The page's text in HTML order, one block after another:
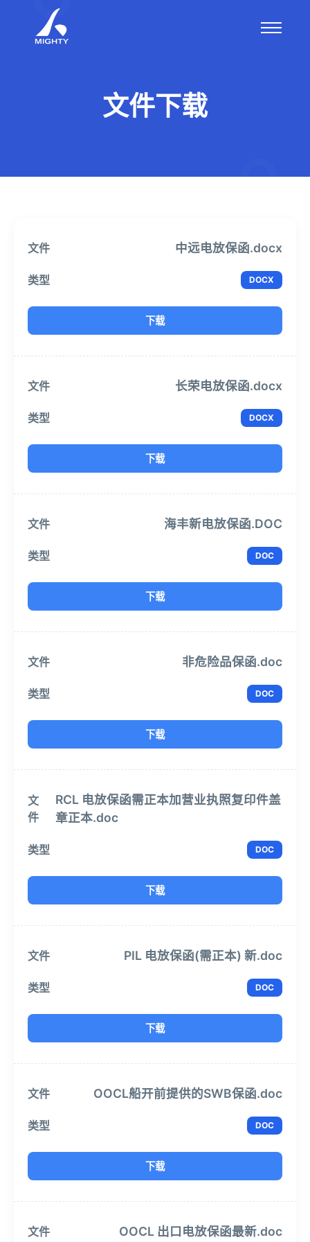
文件下载
中远电放保函.docx
DOCX
下载
长荣电放保函.docx
DOCX
下载
海丰新电放保函.DOC
DOC
下载
非危险品保函.doc
DOC
下载
RCL 电放保函需正本加营业执照复印件盖
章正本.doc
DOC
下载
PIL 电放保函(需正本) 新.doc
DOC
下载
OOCL船开前提供的SWB保函.doc
DOC
下载
OOCL 出口电放保函最新.doc